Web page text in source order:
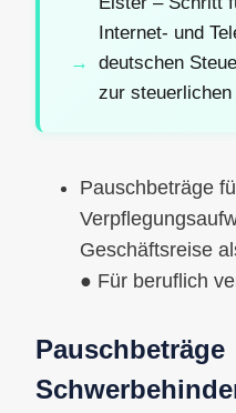
Internet- und
deutschen
zur
Pauschbeträge
Geschäftsreise
● Für beruflich
Pauschbeträge